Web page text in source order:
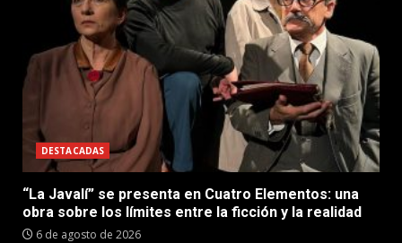
DESTACADAS
“La Javalí” se presenta en Cuatro Elementos: una
obra sobre los límites entre la ficción y la realidad
6 de agosto de 2026